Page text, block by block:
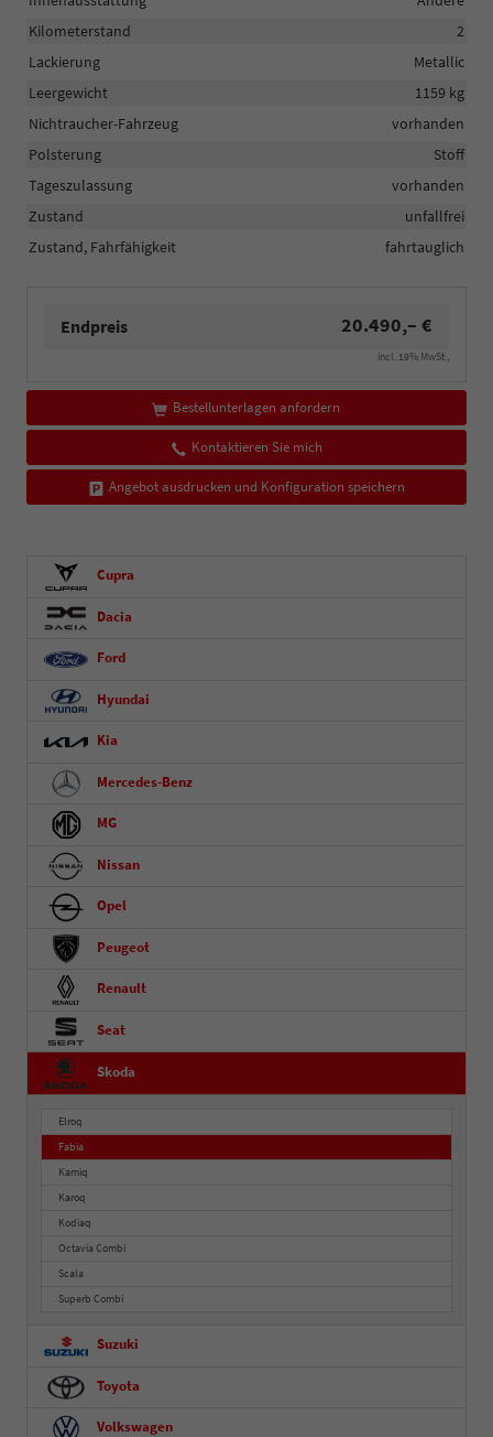
Kilometerstand
2
Lackierung
Metallic
Leergewicht
1159 kg
Nichtraucher-Fahrzeug
vorhanden
Polsterung
Stoff
Tageszulassung
vorhanden
Zustand
unfallfrei
Zustand, Fahrfähigkeit
fahrtauglich
Endpreis 20.490,– €
incl. 19% MwSt.,
Bestellunterlagen anfordern
Kontaktieren Sie mich
Angebot ausdrucken und Konfiguration speichern
Cupra
Dacia
Ford
Hyundai
Kia
Mercedes-Benz
MG
Nissan
Opel
Peugeot
Renault
Seat
Skoda
Elroq
Fabia
Kamiq
Karoq
Kodiaq
Octavia Combi
Scala
Superb Combi
Suzuki
Toyota
Volkswagen